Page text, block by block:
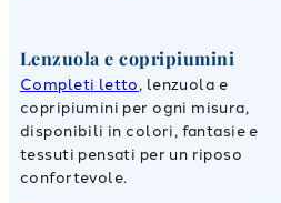
Lenzuola e copripiumini
Completi letto, lenzuola e
copripiumini per ogni misura,
disponibili in colori, fantasie e
tessuti pensati per un riposo
confortevole.